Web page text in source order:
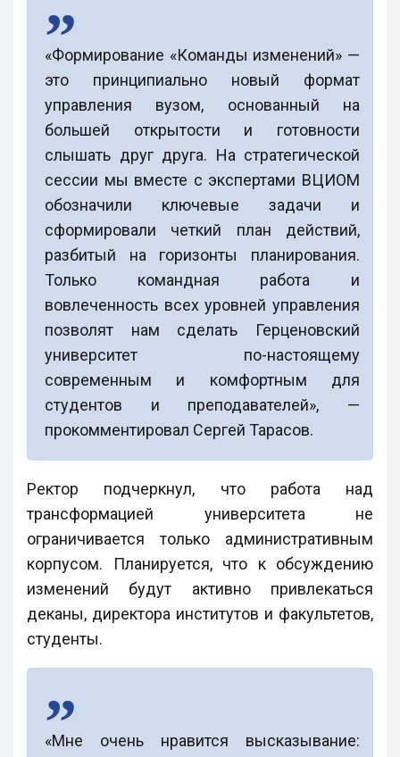
«Формирование «Команды изменений» —
это принципиально новый формат
управления вузом, основанный на
большей открытости и готовности
слышать друг друга. На стратегической
сессии мы вместе с экспертами ВЦИОМ
обозначили ключевые задачи и
сформировали четкий план действий,
разбитый на горизонты планирования.
Только командная работа и
вовлеченность всех уровней управления
позволят нам сделать Герценовский
университет по-настоящему
современным и комфортным для
студентов и преподавателей», —
прокомментировал Сергей Тарасов.
Ректор подчеркнул, что работа над
трансформацией университета не
ограничивается только административным
корпусом. Планируется, что к обсуждению
изменений будут активно привлекаться
деканы, директора институтов и факультетов,
студенты.
«Мне очень нравится высказывание: